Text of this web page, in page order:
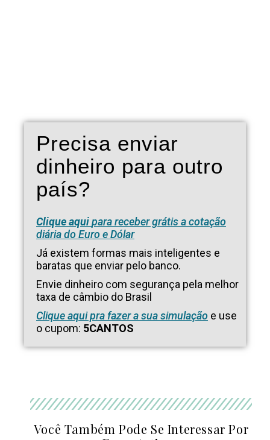
Precisa enviar
dinheiro para outro
país?
Clique aquipara receber grátis a cotação
diária do Euro e Dólar
Já existem formas mais inteligentes e
baratas que enviar pelo banco.
Envie dinheiro com segurança pela melhor
taxa de câmbio do Brasil
Clique aqui pra fazer a sua simulação e use
o cupom: 5CANTOS
Você Também Pode Se Interessar Por